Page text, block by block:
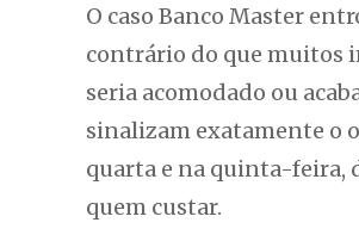
O caso Banco Master
contrário do que muitos
seria acomodado ou
sinalizam exatamente o
quarta e na quinta-feira,
quem custar.